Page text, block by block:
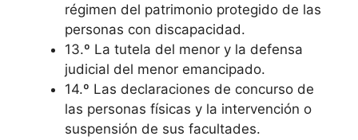
régimen del patrimonio protegido de las
personas con discapacidad.
13.º La tutela del menor y la defensa
judicial del menor emancipado.
14.º Las declaraciones de concurso de
las personas físicas y la intervención o
suspensión de sus facultades.